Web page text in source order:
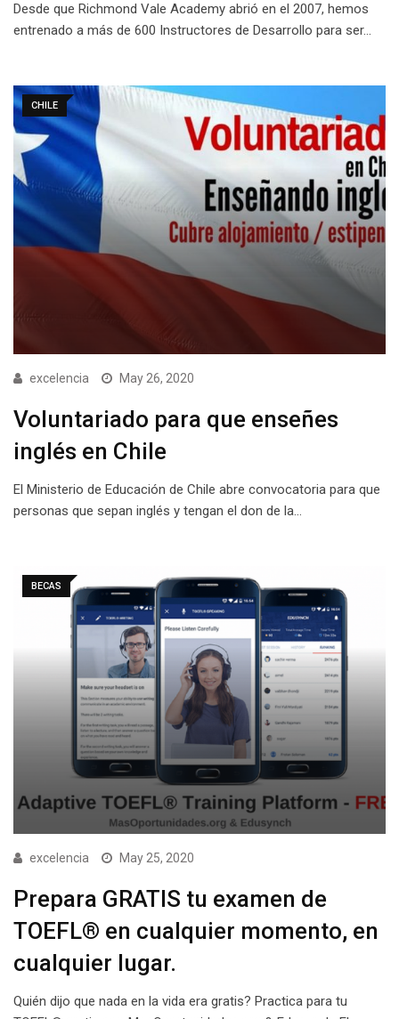
Desde que Richmond Vale Academy abrió en el 2007, hemos
entrenado a más de 600 Instructores de Desarrollo para ser…
CHILE
excelencia May 26, 2020
Voluntariado para que enseñes
inglés en Chile
El Ministerio de Educación de Chile abre convocatoria para que
personas que sepan inglés y tengan el don de la…
BECAS
excelencia May 25, 2020
Prepara GRATIS tu examen de
TOEFL® en cualquier momento, en
cualquier lugar.
Quién dijo que nada en la vida era gratis? Practica para tu